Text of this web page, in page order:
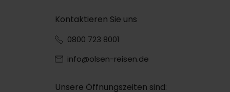
Kontaktieren Sie uns
0800 723 8001
info@olsen-reisen.de
Unsere Öffnungszeiten sind: